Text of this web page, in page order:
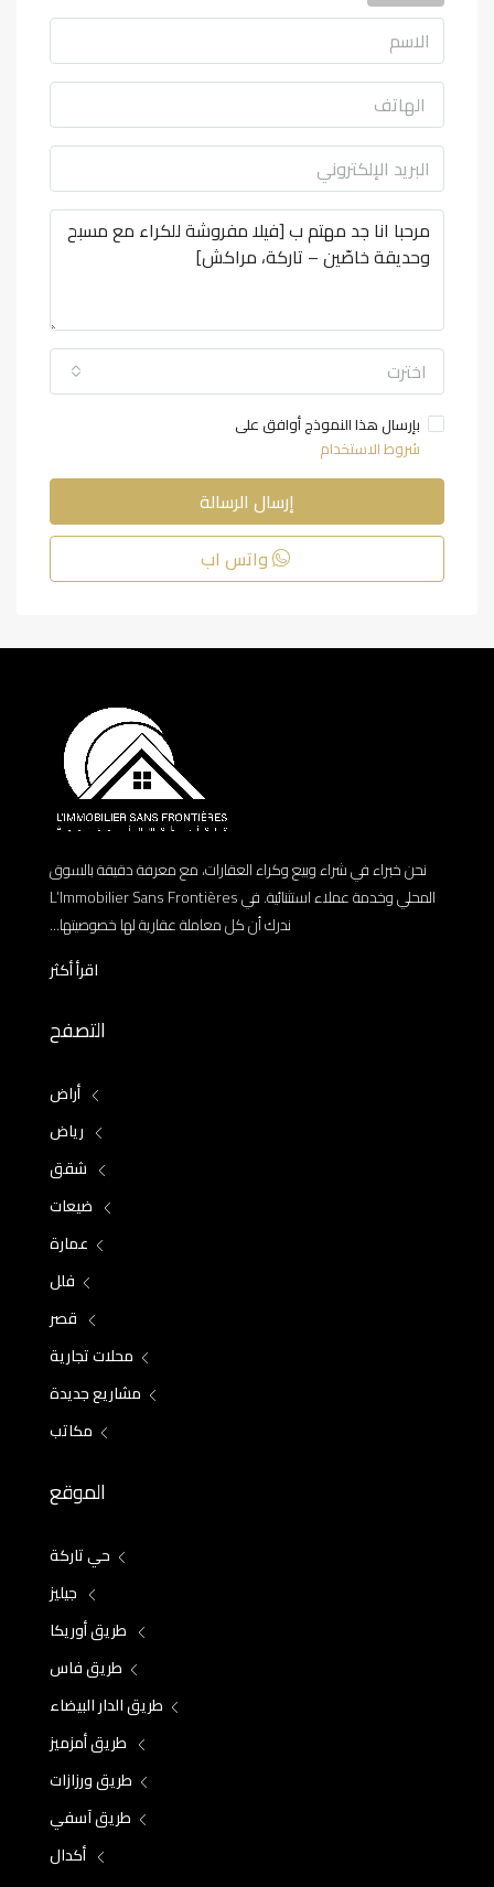
اخترت
بإرسال هذا النموذج أوافق على
شروط الاستخدام
إرسال الرسالة
واتس اب
نحن خبراء في شراء وبيع وكراء العقارات، مع معرفة دقيقة بالسوق
المحلي وخدمة عملاء استثنائية. في L’Immobilier Sans Frontières
ندرك أن كل معاملة عقارية لها خصوصيتها...
اقرأ أكثر
التصفح
أراض
رياض
شقق
ضيعات
عمارة
فلل
قصر
محلات تجارية
مشاريع جديدة
مكاتب
الموقع
حي تاركة
جيليز
طريق أوريكا
طريق فاس
طريق الدار البيضاء
طريق أمزميز
طريق ورزازات
طريق آسفي
أكدال